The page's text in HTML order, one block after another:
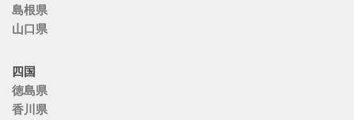
島根県
山口県
四国
徳島県
香川県